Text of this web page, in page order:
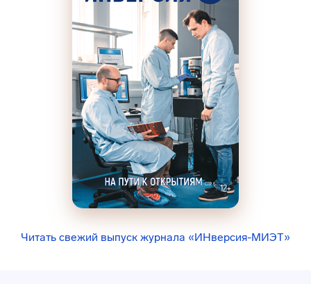
Читать свежий выпуск журнала «ИНверсия-МИЭТ»